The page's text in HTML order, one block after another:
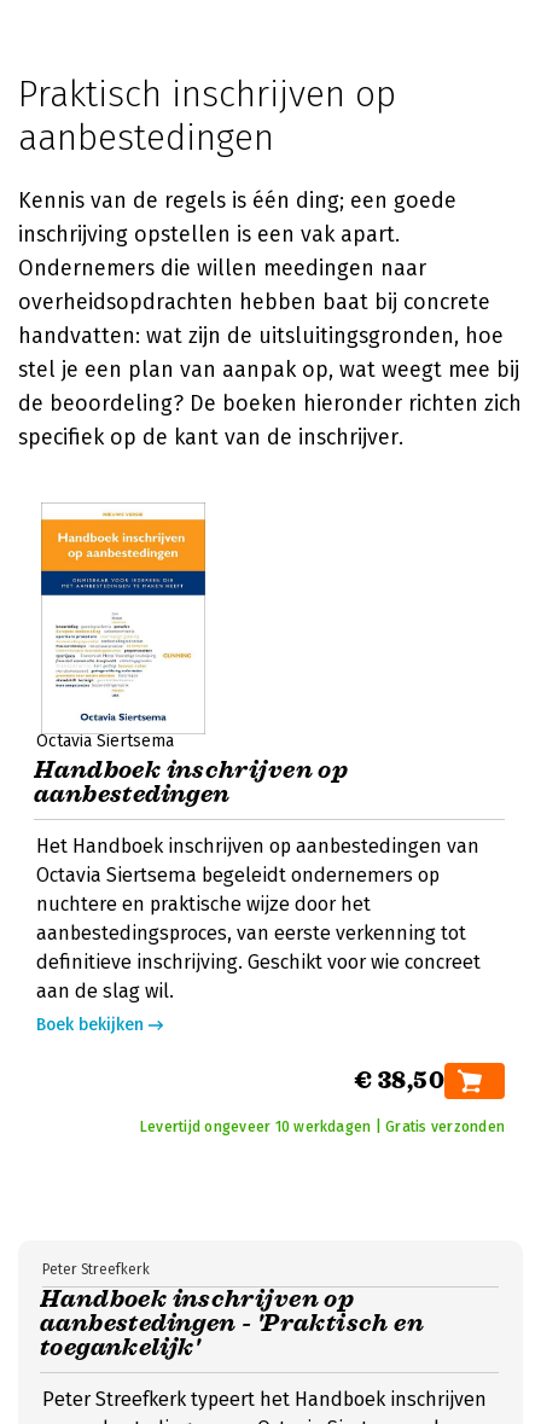
Praktisch inschrijven op
aanbestedingen
Kennis van de regels is één ding; een goede
inschrijving opstellen is een vak apart.
Ondernemers die willen meedingen naar
overheidsopdrachten hebben baat bij concrete
handvatten: wat zijn de uitsluitingsgronden, hoe
stel je een plan van aanpak op, wat weegt mee bij
de beoordeling? De boeken hieronder richten zich
specifiek op de kant van de inschrijver.
Octavia Siertsema
Handboek inschrijven op
aanbestedingen
Het Handboek inschrijven op aanbestedingen van
Octavia Siertsema begeleidt ondernemers op
nuchtere en praktische wijze door het
aanbestedingsproces, van eerste verkenning tot
definitieve inschrijving. Geschikt voor wie concreet
aan de slag wil.
Boek bekijken
€ 38,50
Levertijd ongeveer 10 werkdagen | Gratis verzonden
Handboek inschrijven op
aanbestedingen - 'Praktisch en
toegankelijk'
Peter Streefkerk
Peter Streefkerk typeert het Handboek inschrijven